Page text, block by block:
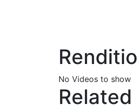
No Videos to show